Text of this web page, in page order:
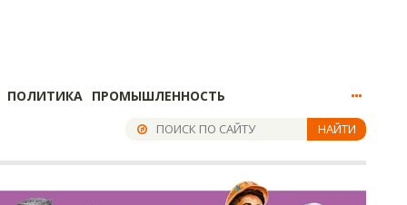
ПОЛИТИКА ПРОМЫШЛЕННОСТЬ
НАЙТИ